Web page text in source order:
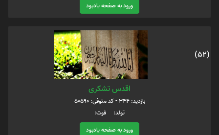
ورود به صفحه یادبود
(52)
اقدس تشکری
بازدید: 344 - کد متوفی: 50590
تولد: فوت:
ورود به صفحه یادبود